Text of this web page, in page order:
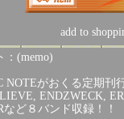
add to
：(memo)
NOTEがおくる定期刊
ENDZWECK,
など８バンド収録！！